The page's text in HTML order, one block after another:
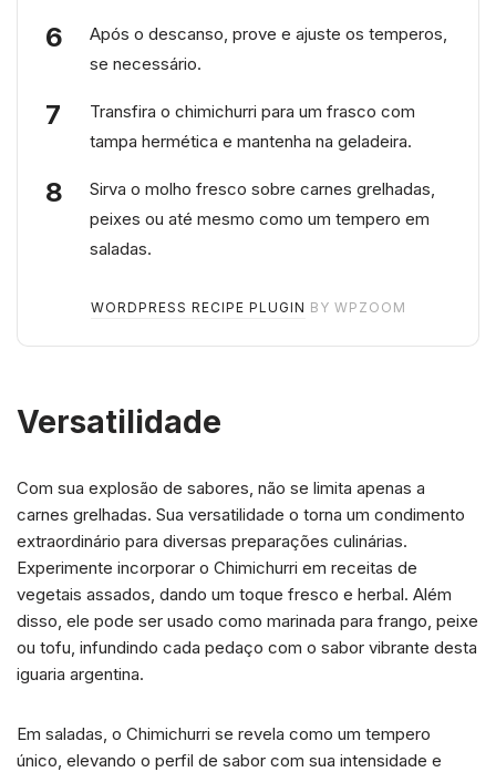
Após o descanso, prove e ajuste os temperos,
se necessário.
Transfira o chimichurri para um frasco com
tampa hermética e mantenha na geladeira.
Sirva o molho fresco sobre carnes grelhadas,
peixes ou até mesmo como um tempero em
saladas.
WORDPRESS RECIPE PLUGIN BY WPZOOM
Versatilidade
Com sua explosão de sabores, não se limita apenas a
carnes grelhadas. Sua versatilidade o torna um condimento
extraordinário para diversas preparações culinárias.
Experimente incorporar o Chimichurri em receitas de
vegetais assados, dando um toque fresco e herbal. Além
disso, ele pode ser usado como marinada para frango, peixe
ou tofu, infundindo cada pedaço com o sabor vibrante desta
iguaria argentina.
Em saladas, o Chimichurri se revela como um tempero
único, elevando o perfil de sabor com sua intensidade e